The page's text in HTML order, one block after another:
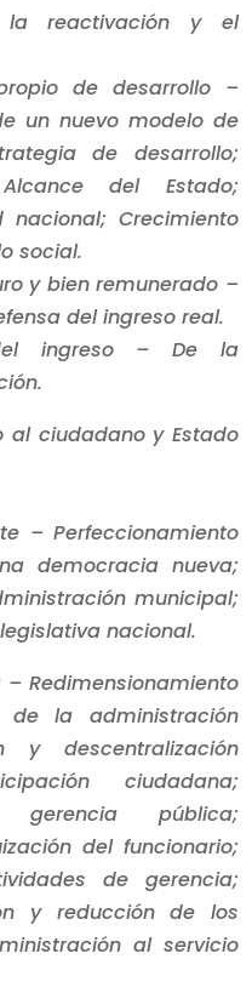
la reactivación y el
de desarrollo –
un nuevo modelo de
de desarrollo;
del Estado;
Crecimiento
social.
y bien remunerado –
del ingreso real.
ingreso – De la
al ciudadano y Estado
– Perfeccionamiento
democracia nueva;
municipal;
nacional.
Redimensionamiento
de la administración
y descentralización
ciudadana;
pública;
del funcionario;
de gerencia;
y reducción de los
al servicio